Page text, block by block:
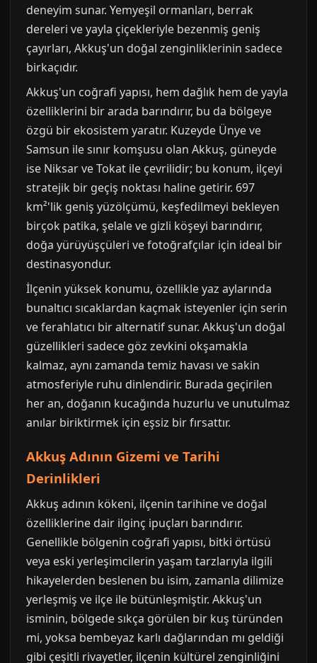
deneyim sunar. Yemyeşil ormanları, berrak
dereleri ve yayla çiçekleriyle bezenmiş geniş
çayırları, Akkuş'un doğal zenginliklerinin sadece
birkaçıdır.
Akkuş'un coğrafi yapısı, hem dağlık hem de yayla
özelliklerini bir arada barındırır, bu da bölgeye
özgü bir ekosistem yaratır. Kuzeyde Ünye ve
Samsun ile sınır komşusu olan Akkuş, güneyde
ise Niksar ve Tokat ile çevrilidir; bu konum, ilçeyi
stratejik bir geçiş noktası haline getirir. 697
km²'lik geniş yüzölçümü, keşfedilmeyi bekleyen
birçok patika, şelale ve gizli köşeyi barındırır,
doğa yürüyüşçüleri ve fotoğrafçılar için ideal bir
destinasyondur.
İlçenin yüksek konumu, özellikle yaz aylarında
bunaltıcı sıcaklardan kaçmak isteyenler için serin
ve ferahlatıcı bir alternatif sunar. Akkuş'un doğal
güzellikleri sadece göz zevkini okşamakla
kalmaz, aynı zamanda temiz havası ve sakin
atmosferiyle ruhu dinlendirir. Burada geçirilen
her an, doğanın kucağında huzurlu ve unutulmaz
anılar biriktirmek için eşsiz bir fırsattır.
Akkuş Adının Gizemi ve Tarihi
Derinlikleri
Akkuş adının kökeni, ilçenin tarihine ve doğal
özelliklerine dair ilginç ipuçları barındırır.
Genellikle bölgenin coğrafi yapısı, bitki örtüsü
veya eski yerleşimcilerin yaşam tarzlarıyla ilgili
hikayelerden beslenen bu isim, zamanla dilimize
yerleşmiş ve ilçe ile bütünleşmiştir. Akkuş'un
isminin, bölgede sıkça görülen bir kuş türünden
mi, yoksa bembeyaz karlı dağlarından mı geldiği
gibi çeşitli rivayetler, ilçenin kültürel zenginliğini